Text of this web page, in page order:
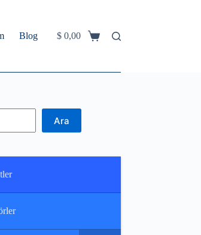
Blog
Shopping
$ 0,00
Ara